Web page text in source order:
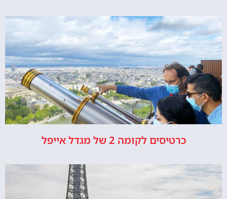
כרטיסים לקומה 2 של מגדל אייפל